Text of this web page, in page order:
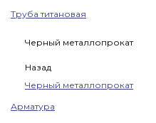
Труба титановая
Черный металлопрокат
Назад
Черный металлопрокат
Арматура